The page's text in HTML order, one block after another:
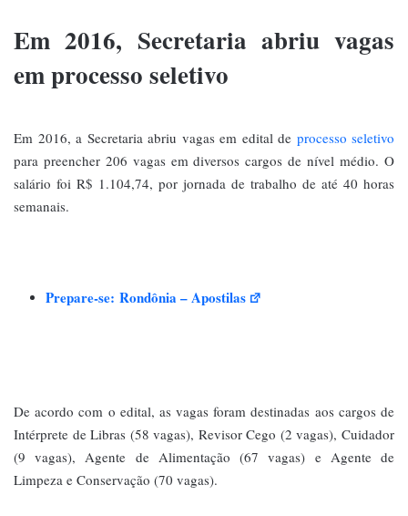
Em 2016, Secretaria abriu vagas
em processo seletivo
Em 2016, a Secretaria abriu vagas em edital de processo seletivo
para preencher 206 vagas em diversos cargos de nível médio. O
salário foi R$ 1.104,74, por jornada de trabalho de até 40 horas
semanais.
Prepare-se: Rondônia – Apostilas
De acordo com o edital, as vagas foram destinadas aos cargos de
Intérprete de Libras (58 vagas), Revisor Cego (2 vagas), Cuidador
(9 vagas), Agente de Alimentação (67 vagas) e Agente de
Limpeza e Conservação (70 vagas).